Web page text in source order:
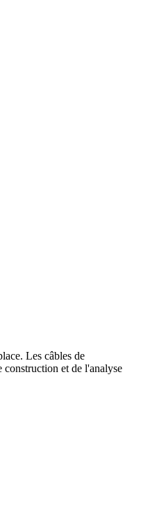
Les câbles de
construction et de l'analyse